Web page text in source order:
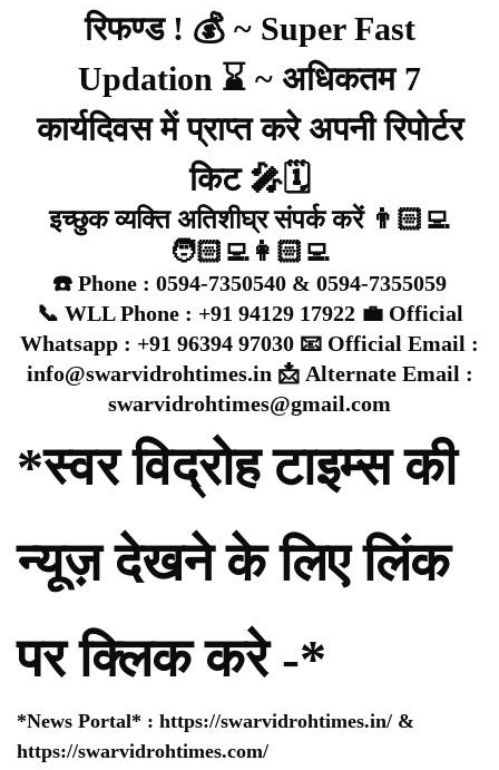
रिफण्ड ! 💰 ~ Super Fast
Updation ⌛ ~ अधिकतम 7
कार्यदिवस में प्राप्त करे अपनी रिपोर्टर
किट 🎤🗓️
इच्छुक व्यक्ति अतिशीघ्र संपर्क करें 👨🏻‍💻
🧑🏻‍💻👩🏻‍💻
☎️ Phone : 0594-7350540 & 0594-7355059
📞 WLL Phone : +91 94129 17922 💼 Official
Whatsapp : +91 96394 97030 📧 Official Email :
info@swarvidrohtimes.in 📩 Alternate Email :
swarvidrohtimes@gmail.com
*स्वर विद्रोह टाइम्स की
न्यूज़ देखने के लिए लिंक
पर क्लिक करे -*
*News Portal* : https://swarvidrohtimes.in/ &
https://swarvidrohtimes.com/